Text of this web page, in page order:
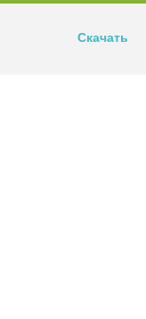
Скачать